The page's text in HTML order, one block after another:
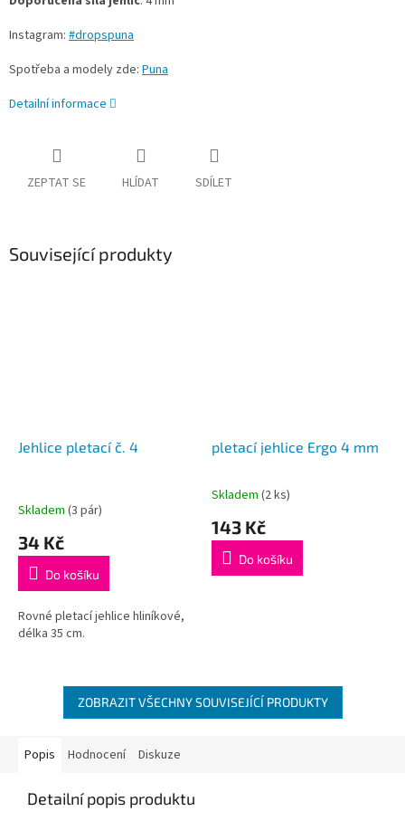
Instagram: #dropspuna
Spotřeba a modely zde: Puna
Detailní informace
ZEPTAT SE HLÍDAT SDÍLET
Související produkty
Jehlice pletací č. 4
Skladem (3 pár)
34 Kč
Do košíku
Rovné pletací jehlice hliníkové,
délka 35 cm.
pletací jehlice Ergo 4 mm
Průměrné
produktu
5,0
Skladem (2 ks)
143 Kč
Do košíku
ZOBRAZIT VŠECHNY SOUVISEJÍCÍ PRODUKTY
Popis Hodnocení Diskuze
Detailní popis produktu